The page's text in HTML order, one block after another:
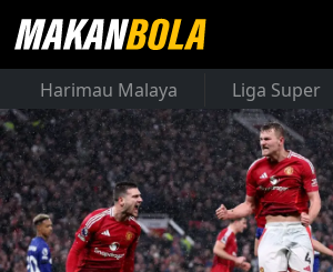
Harimau Malaya Liga Super